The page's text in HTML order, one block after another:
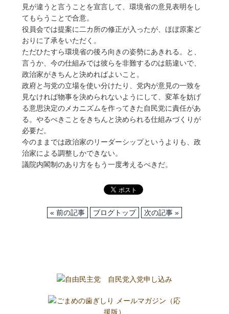
見が違うと言うことを宣言して、環境省の意見表明をし
てもらうことで合意。
役員会では提案に二カ所の修正が入ったが、ほぼ原案ど
おりに了承をいただく。
ただひたすら環境省の後ろ向きの姿勢にあきれる。と、
言うか、今の仕組みでは彼らを非難するのは筋違いで、
政治家がきちんと決めればよいこと。
政府と与党の立場を使い分けたり、党内が意見の一致を
見なければ物事を決められないようにして、変革を妨げ
る意思決定のメカニズムを作ってきた自民党に責任があ
る。やるべきことをきちんと決められる仕組みづくりが
必要だ。
今のままでは政治家のリーダーシップというよりも、政
治家による調整しかできない。
議院内閣制のあり方をもう一度考えるべきだ。
« 前の記事 ブログトップ 次の記事 »